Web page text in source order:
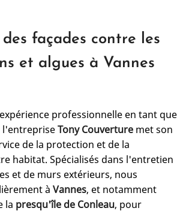
façades contre les
et algues à Vannes
professionnelle en tant que
l'entrepriseTony Couverture met son
de la protection et de la
habitat. Spécialisés dans l'entretien
et de murs extérieurs, nous
à Vannes, et notamment
la presqu'île de Conleau, pour